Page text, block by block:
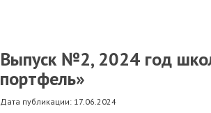
Выпуск №2, 2024 год
портфель»
Дата публикации: 17.06.2024